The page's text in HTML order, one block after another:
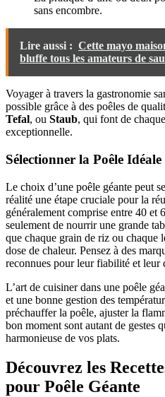
sans encombre.
Lire aussi : Cette mayo
bluffe tous les amateurs de
Voyager à travers la gastronomie
possible grâce à des poêles de
Tefal, ou Staub, qui font de
exceptionnelle.
Sélectionner la Poêle
Le choix d’une poêle géante peut
réalité une étape cruciale pour la
généralement comprise entre 40 et
seulement de nourrir une grande
que chaque grain de riz ou chaque
dose de chaleur. Pensez à des
reconnues pour leur fiabilité et leur
L’art de cuisiner dans une poêle
et une bonne gestion des
préchauffer la poêle, ajuster la
bon moment sont autant de gestes
harmonieuse de vos plats.
Découvrez les
pour Poêle Géante